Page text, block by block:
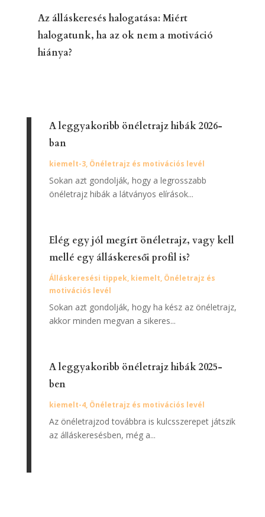
Az álláskeresés halogatása: Miért
halogatunk, ha az ok nem a motiváció
hiánya?
A leggyakoribb önéletrajz hibák 2026-
ban
kiemelt-3, Önéletrajz és motivációs levél
Sokan azt gondolják, hogy a legrosszabb
önéletrajz hibák a látványos elírások...
Elég egy jól megírt önéletrajz, vagy kell
mellé egy álláskeresői profil is?
Álláskeresési tippek, kiemelt, Önéletrajz és
motivációs levél
Sokan azt gondolják, hogy ha kész az önéletrajz,
akkor minden megvan a sikeres...
A leggyakoribb önéletrajz hibák 2025-
ben
kiemelt-4, Önéletrajz és motivációs levél
Az önéletrajzod továbbra is kulcsszerepet játszik
az álláskeresésben, még a...